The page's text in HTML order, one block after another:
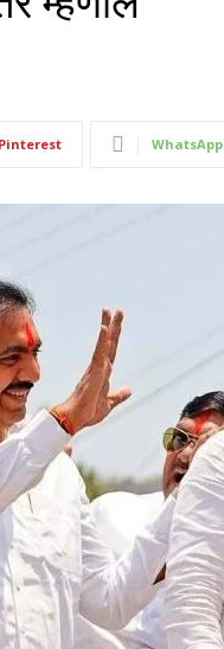
Pinterest WhatsApp